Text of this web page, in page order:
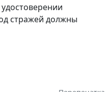
стражей должны